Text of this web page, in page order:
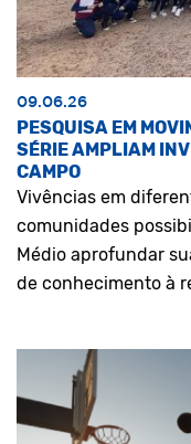
09.06.26
PESQUISA EM
SÉRIE AMPLIAM
CAMPO
Vivências em
comunidades
Médio aprofundar
de conhecimento à